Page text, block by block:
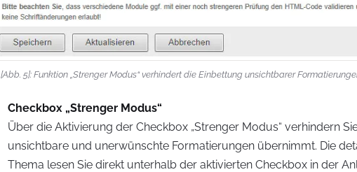
[Abb. 5]: Funktion „Strenger Modus“ verhindert die Einbettung unsichtbarer
Checkbox „Strenger Modus“
Über die Aktivierung der Checkbox „Strenger Modus“ verhindern
unsichtbare und unerwünschte Formatierungen übernimmt. Die
Thema lesen Sie direkt unterhalb der aktivierten Checkbox in der